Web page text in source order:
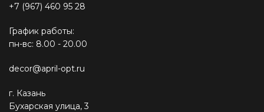
+7 (967) 460 95 28
График работы:
пн-вс: 8.00 - 20.00
decor@april-opt.ru
г. Казань
Бухарская улица, 3